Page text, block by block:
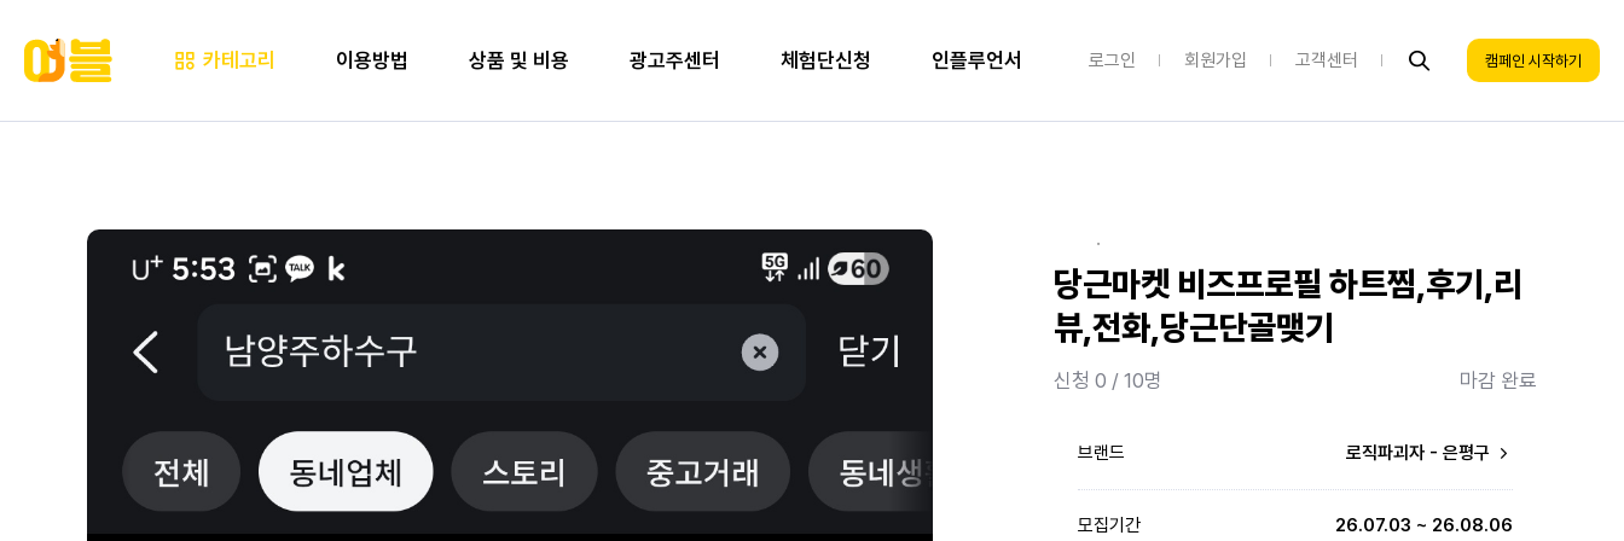
카테고리 이용방법 상품 및 비용 광고주센터 체험단신청 인플루언서 로그인 회원가입 고객센터 캠페인 시작하기
·
당근마켓 비즈프로필 하트찜,후기,리
뷰,전화,당근단골맺기
신청 0 / 10명 마감 완료
브랜드 로직파괴자 - 은평구
모집기간 26.07.03 ~ 26.08.06